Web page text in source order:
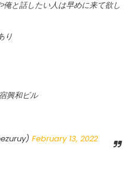
と話したい人は早めに来て欲し
り
興和ビル
February 13, 2022